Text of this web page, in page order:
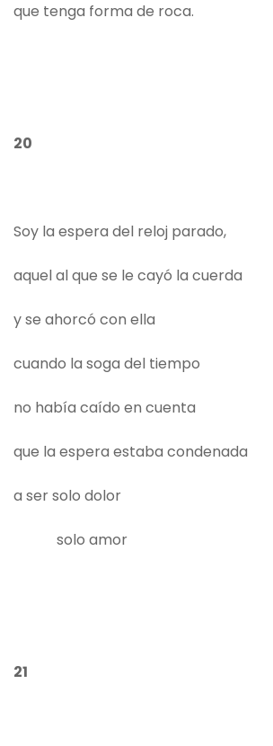
que tenga forma de roca.
20
Soy la espera del reloj parado,
aquel al que se le cayó la cuerda
y se ahorcó con ella
cuando la soga del tiempo
no había caído en cuenta
que la espera estaba condenada
a ser solo dolor
solo amor
21